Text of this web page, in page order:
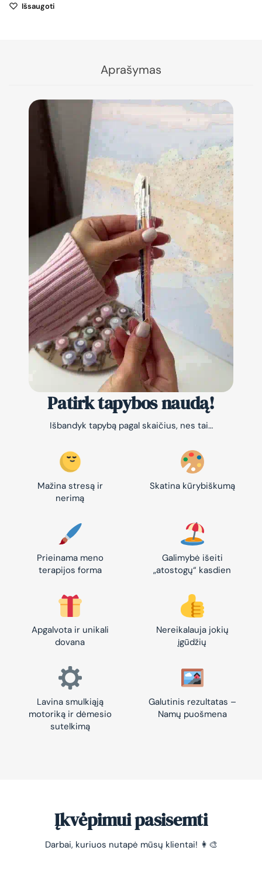
Išsaugoti
Aprašymas
Patirk tapybos naudą!
Išbandyk tapybą pagal skaičius, nes tai…
Mažina stresą ir
nerimą
Skatina kūrybiškumą
Prieinama meno
terapijos forma
Galimybė išeiti
„atostogų“ kasdien
Apgalvota ir unikali
dovana
Nereikalauja jokių
įgūdžių
Lavina smulkiąją
motoriką ir dėmesio
sutelkimą
Galutinis rezultatas –
Namų puošmena
Įkvėpimui pasisemti
Darbai, kuriuos nutapė mūsų klientai! 👩‍🎨